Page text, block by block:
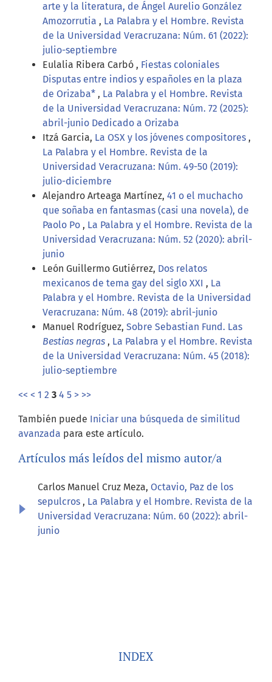
arte y la literatura, de Ángel Aurelio González
Amozorrutia , La Palabra y el Hombre. Revista
de la Universidad Veracruzana: Núm. 61 (2022):
julio-septiembre
Eulalia Ribera Carbó , Fiestas coloniales
Disputas entre indios y españoles en la plaza
de Orizaba* , La Palabra y el Hombre. Revista
de la Universidad Veracruzana: Núm. 72 (2025):
abril-junio Dedicado a Orizaba
Itzá Garcia, La OSX y los jóvenes compositores ,
La Palabra y el Hombre. Revista de la
Universidad Veracruzana: Núm. 49-50 (2019):
julio-diciembre
Alejandro Arteaga Martínez, 41 o el muchacho
que soñaba en fantasmas (casi una novela), de
Paolo Po , La Palabra y el Hombre. Revista de la
Universidad Veracruzana: Núm. 52 (2020): abril-
junio
León Guillermo Gutiérrez, Dos relatos
mexicanos de tema gay del siglo XXI , La
Palabra y el Hombre. Revista de la Universidad
Veracruzana: Núm. 48 (2019): abril-junio
Manuel Rodríguez, Sobre Sebastian Fund. Las
Bestias negras , La Palabra y el Hombre. Revista
de la Universidad Veracruzana: Núm. 45 (2018):
julio-septiembre
<< < 1 2 3 4 5 > >>
También puede Iniciar una búsqueda de similitud
avanzada para este artículo.
Artículos más leídos del mismo autor/a
Carlos Manuel Cruz Meza, Octavio, Paz de los
sepulcros , La Palabra y el Hombre. Revista de la
Universidad Veracruzana: Núm. 60 (2022): abril-
junio
INDEX